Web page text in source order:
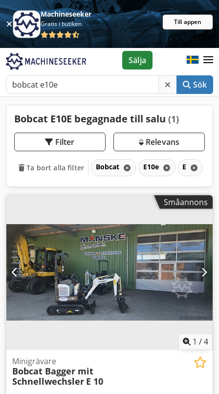
Machineseeker
Gratis i butiken Till appen
Sök
Sälja
Bobcat E10E begagnade till salu (1)
Filter Relevans
Ta bort alla filter Bobcat E10e E
Småannons
1 /4
Minigrävare
Bobcat Bagger mit
Schnellwechsler E 10